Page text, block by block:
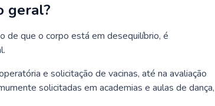
geral?
de que o corpo está em desequilíbrio, é
e solicitação de vacinas, até na avaliação
solicitadas em academias e aulas de dança,